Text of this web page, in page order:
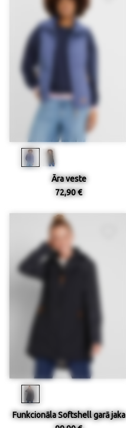
Āra veste
72,90 €
Funkcionāla Softshell garā jaka